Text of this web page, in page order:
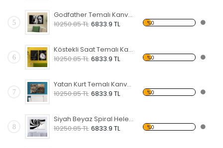
5
Godfather Temalı Kanvas Saat
10250.85 TL 6833.9 TL %0
6
Köstekli Saat Temalı Kanvas Saat
10250.85 TL 6833.9 TL %0
7
Yatan Kurt Temalı Kanvas Saat
10250.85 TL 6833.9 TL %0
8
Siyah Beyaz Spiral Helezon 2 Temalı Kanvas Saat
10250.85 TL 6833.9 TL %0